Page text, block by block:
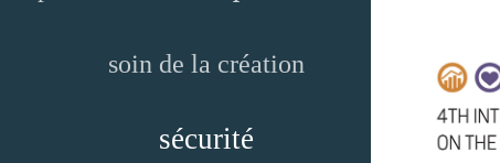
soin de la création
sécurité